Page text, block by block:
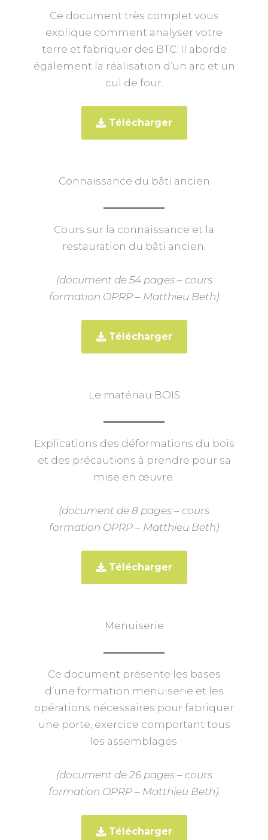
Ce document très complet vous
explique comment analyser votre
terre et fabriquer des BTC. Il aborde
également la réalisation d’un arc et un
cul de four.
Télécharger
Connaissance du bâti ancien
Cours sur la connaissance et la
restauration du bâti ancien.
(document de 54 pages – cours
formation OPRP – Matthieu Beth)
Télécharger
Le matériau BOIS
Explications des déformations du bois
et des précautions à prendre pour sa
mise en œuvre.
(document de 8 pages – cours
formation OPRP – Matthieu Beth)
Télécharger
Menuiserie
Ce document présente les bases
d’une formation menuiserie et les
opérations nécessaires pour fabriquer
une porte, exercice comportant tous
les assemblages.
(document de 26 pages – cours
formation OPRP – Matthieu Beth).
Télécharger